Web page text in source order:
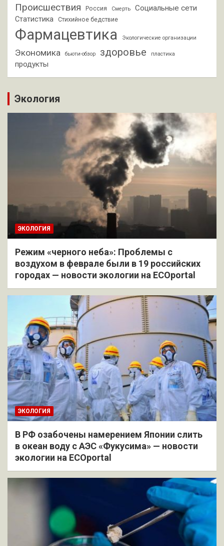
Происшествия Россия Смерть Социальные сети
Статистика Стихийное бедствие
Фармацевтика Экологические организации
Экономика бьюти-обзор здоровье пластика
продукты
Экология
ЭКОЛОГИЯ
Режим «черного неба»: Проблемы с
воздухом в феврале были в 19 российских
городах — новости экологии на ECOportal
ЭКОЛОГИЯ
В РФ озабочены намерением Японии слить
в океан воду с АЭС «Фукусима» — новости
экологии на ECOportal